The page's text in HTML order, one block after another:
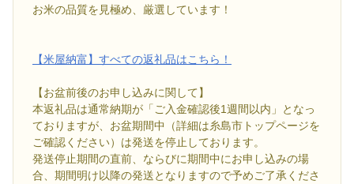
お米の品質を見極め、厳選しています！
【米屋納富】すべての返礼品はこちら！
【お盆前後のお申し込みに関して】
本返礼品は通常納期が「ご入金確認後1週間以内」となっ
ておりますが、お盆期間中（詳細は糸島市トップページを
ご確認ください）は発送を停止しております。
発送停止期間の直前、ならびに期間中にお申し込みの場
合、期間明け以降の発送となりますので予めご了承くださ